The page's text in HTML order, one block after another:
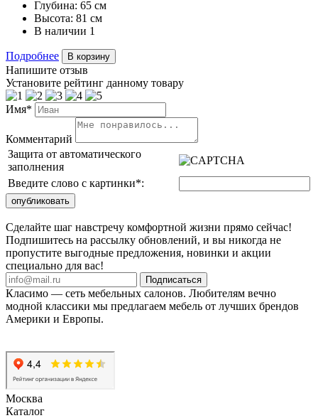
Глубина: 65 см
Высота: 81 см
В наличии 1
Подробнее В корзину
Напишите отзыв
Установите рейтинг данному товару
Имя*
Комментарий
Защита от автоматического
заполнения
Введите слово с картинки*:
Сделайте шаг навстречу комфортной жизни прямо сейчас!
Подпишитесь на рассылку обновлений, и вы никогда не
пропустите выгодные предложения, новинки и акции
специально для вас!
Подписаться
Класимо — cеть мебельных салонов. Любителям вечно
модной классики мы предлагаем мебель от лучших брендов
Америки и Европы.
Москва
Каталог